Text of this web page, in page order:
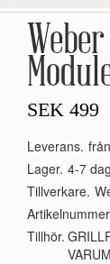
SEK 499
Leverans.
Lager. 4-7
Tillverkare.
Tillhör.